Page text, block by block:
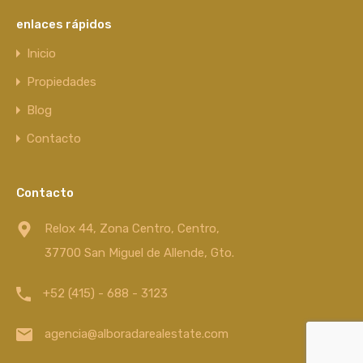
enlaces rápidos
Inicio
Propiedades
Blog
Contacto
Contacto
Relox 44, Zona Centro, Centro,
37700 San Miguel de Allende, Gto.
+52 (415) - 688 - 3123
agencia@alboradarealestate.com